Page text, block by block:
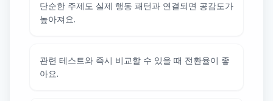
단순한 주제도 실제 행동 패턴과 연결되면 공감도가
높아져요.
관련 테스트와 즉시 비교할 수 있을 때 전환율이 좋
아요.